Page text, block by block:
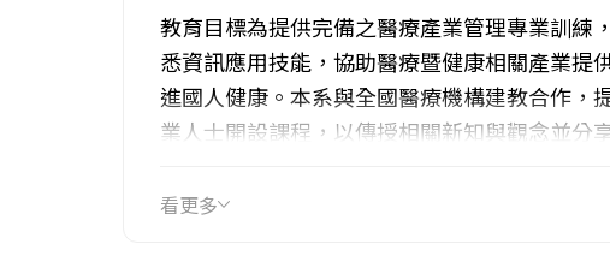
教育目標為提供完備之醫療產業管理專業訓練
悉資訊應用技能，協助醫療暨健康相關產業提
進國人健康。本系與全國醫療機構建教合作，
業人士開設課程，以傳授相關新知與觀念並分
看更多